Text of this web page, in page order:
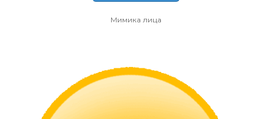
Мимика лица